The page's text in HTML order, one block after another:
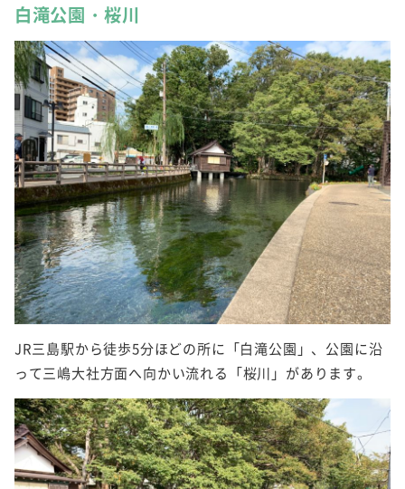
白滝公園・桜川
JR三島駅から徒歩5分ほどの所に「白滝公園」、公園に沿
って三嶋大社方面へ向かい流れる「桜川」があります。